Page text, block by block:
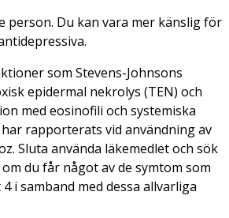
person. Du kan vara mer känslig för
som Stevens-Johnsons
epidermal nekrolys (TEN) och
med eosinofili och systemiska
har rapporterats vid användning av
Sluta använda läkemedlet och sök
du får något av de symtom som
i samband med dessa allvarliga